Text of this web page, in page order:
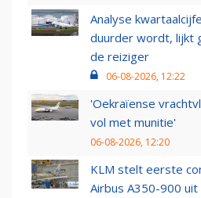
Analyse
duurder wordt, lijkt
de reiziger
06-08-2026, 12:22
'Oekraïense
vol met munitie'
06-08-2026, 12:20
KLM stelt eerste
Airbus A350-900 uit